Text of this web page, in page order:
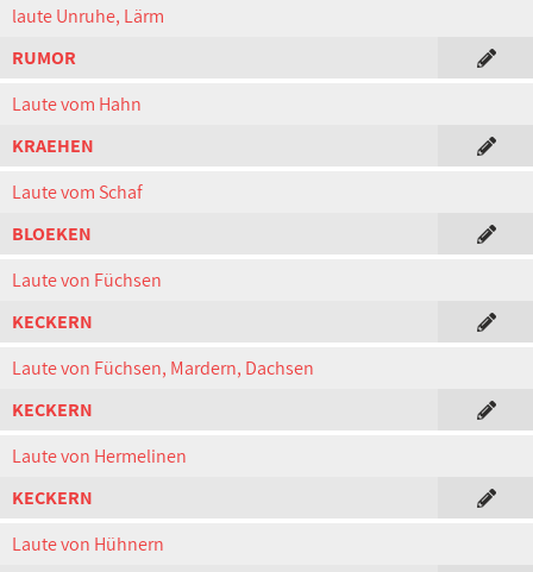
laute Unruhe, Lärm
RUMOR
Laute vom Hahn
KRAEHEN
Laute vom Schaf
BLOEKEN
Laute von Füchsen
KECKERN
Laute von Füchsen, Mardern, Dachsen
KECKERN
Laute von Hermelinen
KECKERN
Laute von Hühnern